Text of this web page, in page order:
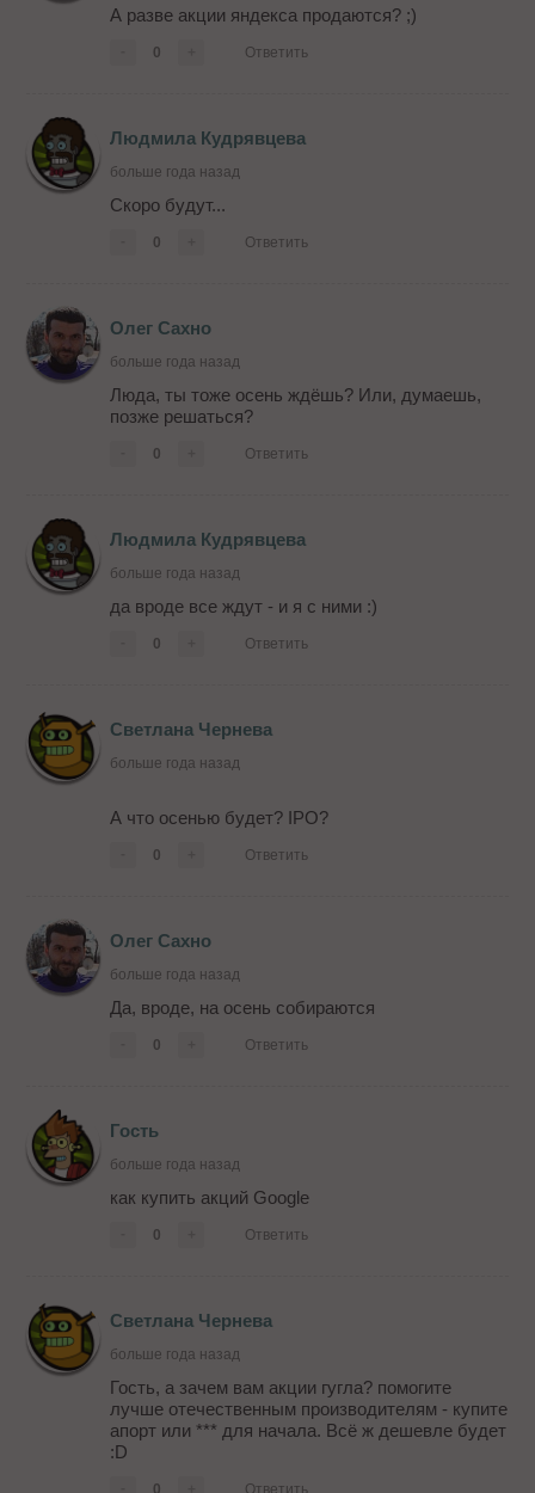
А разве акции яндекса продаются? ;)
0 Ответить
Людмила Кудрявцева
больше года назад
Скоро будут...
0 Ответить
Олег Сахно
больше года назад
Люда, ты тоже осень ждёшь? Или, думаешь,
позже решаться?
0 Ответить
Людмила Кудрявцева
больше года назад
да вроде все ждут - и я с ними :)
0 Ответить
Светлана Чернева
больше года назад
А что осенью будет? IPO?
0 Ответить
Олег Сахно
больше года назад
Да, вроде, на осень собираются
0 Ответить
Гость
больше года назад
как купить акций Google
0 Ответить
Светлана Чернева
больше года назад
Гость, а зачем вам акции гугла? помогите
лучше отечественным производителям - купите
апорт или *** для начала. Всё ж дешевле будет
:D
0 Ответить